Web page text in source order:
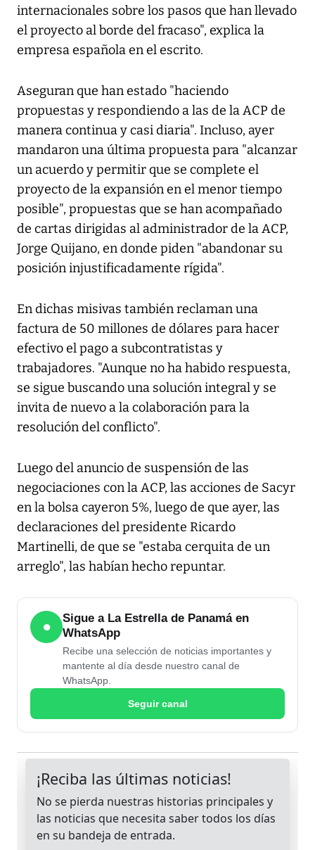
internacionales sobre los pasos que han llevado
el proyecto al borde del fracaso", explica la
empresa española en el escrito.
Aseguran que han estado "haciendo
propuestas y respondiendo a las de la ACP de
manera continua y casi diaria". Incluso, ayer
mandaron una última propuesta para "alcanzar
un acuerdo y permitir que se complete el
proyecto de la expansión en el menor tiempo
posible", propuestas que se han acompañado
de cartas dirigidas al administrador de la ACP,
Jorge Quijano, en donde piden "abandonar su
posición injustificadamente rígida".
En dichas misivas también reclaman una
factura de 50 millones de dólares para hacer
efectivo el pago a subcontratistas y
trabajadores. "Aunque no ha habido respuesta,
se sigue buscando una solución integral y se
invita de nuevo a la colaboración para la
resolución del conflicto".
Luego del anuncio de suspensión de las
negociaciones con la ACP, las acciones de Sacyr
en la bolsa cayeron 5%, luego de que ayer, las
declaraciones del presidente Ricardo
Martinelli, de que se "estaba cerquita de un
arreglo", las habían hecho repuntar.
●
Sigue a La Estrella de Panamá en
WhatsApp
Recibe una selección de noticias importantes y
mantente al día desde nuestro canal de
WhatsApp.
Seguir canal